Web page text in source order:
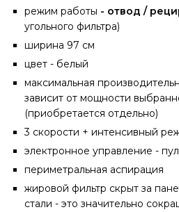
режим работы - отвод /
угольного фильтра)
ширина 97 см
цвет - белый
максимальная
зависит от мощности
(приобретается отдельно)
3 скорости + интенсивный
электронное управление -
периметральная аспирация
жировой фильтр скрыт за
стали - это значительно